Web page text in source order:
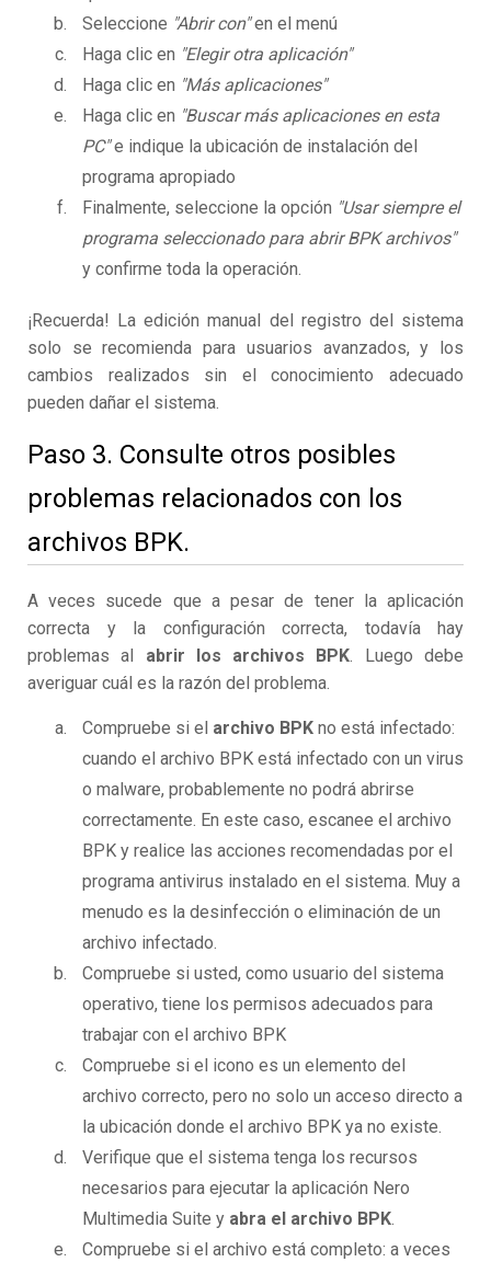
Seleccione "Abrir con"en el menú
Haga clic en "Elegir otra aplicación"
Haga clic en "Más aplicaciones"
Haga clic en "Buscar más aplicaciones en esta
PC"e indique la ubicación de instalación del
programa apropiado
Finalmente, seleccione la opción "Usar siempre el
programa seleccionado para abrir BPK archivos"
y confirme toda la operación.
¡Recuerda! La edición manual del registro del sistema
solo se recomienda para usuarios avanzados, y los
cambios realizados sin el conocimiento adecuado
pueden dañar el sistema.
Paso 3. Consulte otros posibles
problemas relacionados con los
archivos BPK.
A veces sucede que a pesar de tener la aplicación
correcta y la configuración correcta, todavía hay
problemas al abrir los archivos BPK. Luego debe
averiguar cuál es la razón del problema.
Compruebe si el archivo BPK no está infectado:
cuando el archivo BPK está infectado con un virus
o malware, probablemente no podrá abrirse
correctamente. En este caso, escanee el archivo
BPK y realice las acciones recomendadas por el
programa antivirus instalado en el sistema. Muy a
menudo es la desinfección o eliminación de un
archivo infectado.
Compruebe si usted, como usuario del sistema
operativo, tiene los permisos adecuados para
trabajar con el archivo BPK
Compruebe si el icono es un elemento del
archivo correcto, pero no solo un acceso directo a
la ubicación donde el archivo BPK ya no existe.
Verifique que el sistema tenga los recursos
necesarios para ejecutar la aplicación Nero
Multimedia Suite y abra el archivo BPK.
Compruebe si el archivo está completo: a veces